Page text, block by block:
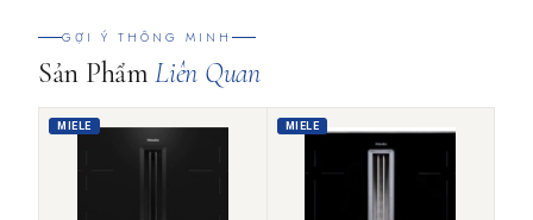
GỢI Ý THÔNG MINH
Sản PhẩmLiên Quan
MIELE MIELE